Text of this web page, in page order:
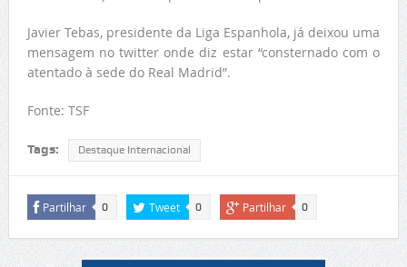
Javier Tebas, presidente da Liga Espanhola, já deixou uma
mensagem no twitter onde diz estar “consternado com o
atentado à sede do Real Madrid”.
Fonte: TSF
Tags: Destaque Internacional
Partilhar 0 Tweet 0 Partilhar 0